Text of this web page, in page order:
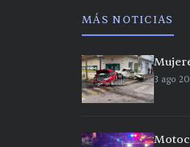
MÁS NOTICIAS
3 ago